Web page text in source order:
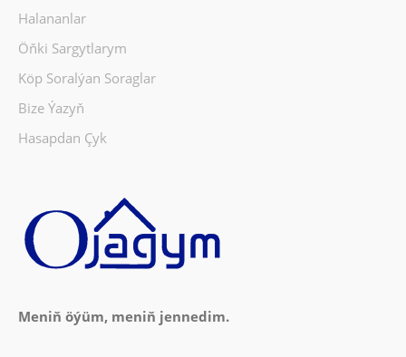
Halananlar
Öňki Sargytlarym
Köp Soralýan Soraglar
Bize Ýazyň
Hasapdan Çyk
Meniň öýüm, meniň jennedim.